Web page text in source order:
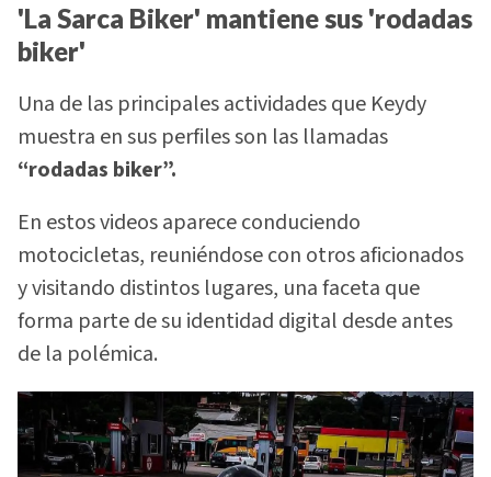
'La Sarca Biker' mantiene sus 'rodadas
biker'
Una de las principales actividades que Keydy
muestra en sus perfiles son las llamadas
“rodadas biker”.
En estos videos aparece conduciendo
motocicletas, reuniéndose con otros aficionados
y visitando distintos lugares, una faceta que
forma parte de su identidad digital desde antes
de la polémica.